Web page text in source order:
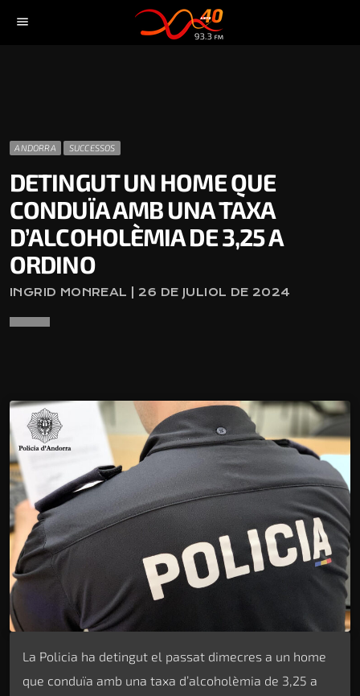
menu
ANDORRA SUCCESSOS
DETINGUT UN HOME QUE
CONDUÏA AMB UNA TAXA
D’ALCOHOLÈMIA DE 3,25 A
ORDINO
INGRID MONREAL | 26 DE JULIOL DE 2024
La Policia ha detingut el passat dimecres a un home
que conduïa amb una taxa d’alcoholèmia de 3,25 a